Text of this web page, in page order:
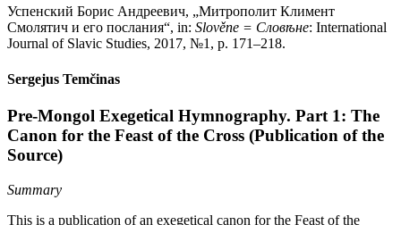
Успенский Борис Андреевич, „Митрополит Климент
Смолятич и его послания“, in: Slověne = Словѣне: International
Journal of Slavic Studies, 2017, №1, p. 171–218.
Sergejus Temčinas
Pre-Mongol Exegetical Hymnography. Part 1: The
Canon for the Feast of the Cross (Publication of the
Source)
Summary
This is a publication of an exegetical canon for the Feast of the